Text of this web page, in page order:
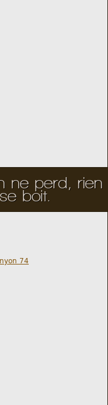
ne perd, rien
boit.
74